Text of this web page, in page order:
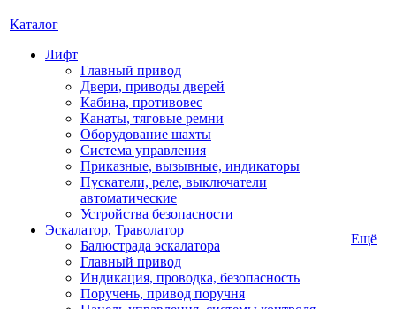
Каталог
Лифт
Главный привод
Двери, приводы дверей
Кабина, противовес
Канаты, тяговые ремни
Оборудование шахты
Система управления
Приказные, вызывные, индикаторы
Пускатели, реле, выключатели
автоматические
Устройства безопасности
Эскалатор, Траволатор
Балюстрада эскалатора
Главный привод
Индикация, проводка, безопасность
Поручень, привод поручня
Ещё